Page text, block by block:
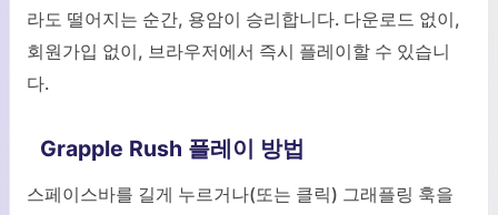
라도 떨어지는 순간, 용암이 승리합니다. 다운로드 없이,
회원가입 없이, 브라우저에서 즉시 플레이할 수 있습니
다.
Grapple Rush 플레이 방법
스페이스바를 길게 누르거나(또는 클릭) 그래플링 훅을